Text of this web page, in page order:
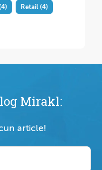
Retail (4)
Mirakl:
article!